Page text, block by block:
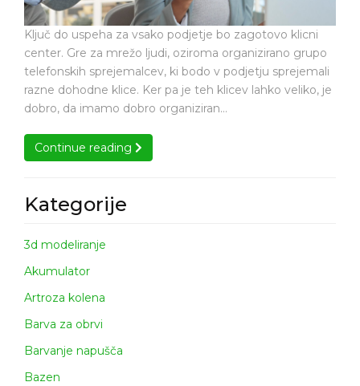
Ključ do uspeha za vsako podjetje bo zagotovo klicni
center. Gre za mrežo ljudi, oziroma organizirano grupo
telefonskih sprejemalcev, ki bodo v podjetju sprejemali
razne dohodne klice. Ker pa je teh klicev lahko veliko, je
dobro, da imamo dobro organiziran…
Continue reading
Kategorije
3d modeliranje
Akumulator
Artroza kolena
Barva za obrvi
Barvanje napušča
Bazen